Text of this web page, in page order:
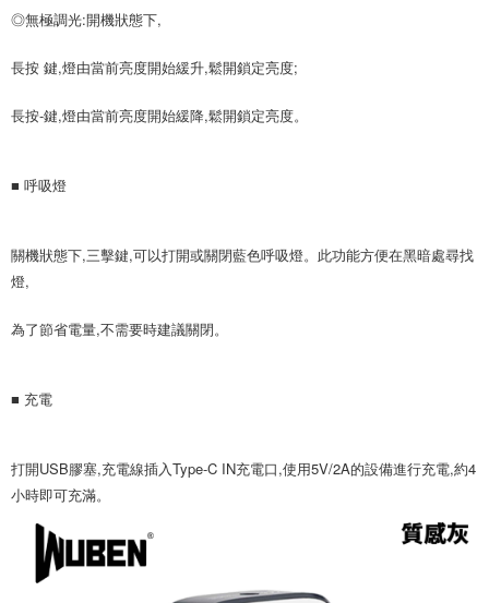
◎無極調光:開機狀態下,
長按 鍵,燈由當前亮度開始緩升,鬆開鎖定亮度;
長按-鍵,燈由當前亮度開始緩降,鬆開鎖定亮度。
■ 呼吸燈
關機狀態下,三擊鍵,可以打開或關閉藍色呼吸燈。此功能方便在黑暗處尋找
燈,
為了節省電量,不需要時建議關閉。
■ 充電
打開USB膠塞,充電線插入Type-C IN充電口,使用5V/2A的設備進行充電,約4
小時即可充滿。